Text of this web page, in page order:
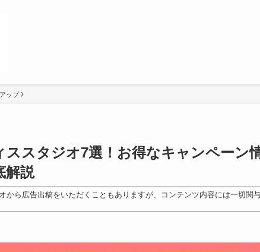
ップ
スタジオ7選！お得なキャンペーン
解説
ら広告出稿をいただくこともありますが、コンテンツ内容には一切関